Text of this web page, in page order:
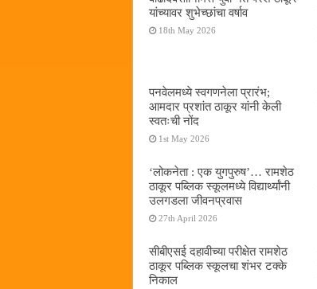
यांच्यावर शुभेच्छांचा वर्षाव
18th May 2026
पनवेलमध्ये स्वगणनेला प्रारंभ;
आमदार प्रशांत ठाकूर यांनी केली
स्वतःची नोंद
1st May 2026
‌‘लोकनेता : एक युगपुरुष‌’… रामशेठ
ठाकूर पब्लिक स्कूलमध्ये विद्यार्थ्यांनी
उलगडला जीवनप्रवास
27th April 2026
सीबीएसई दहावीच्या परीक्षेत रामशेठ
ठाकूर पब्लिक स्कूलचा शंभर टक्के
निकाल